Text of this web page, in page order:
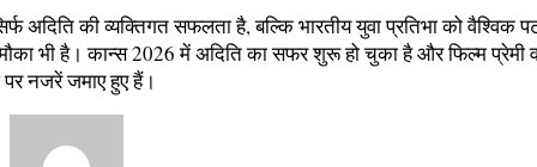
अदिति की व्यक्तिगत सफलता है, बल्कि भारतीय युवा प्रतिभा को वैश्विक
भी है। कान्स 2026 में अदिति का सफर शुरू हो चुका है और फिल्म
नजरें जमाए हुए हैं।